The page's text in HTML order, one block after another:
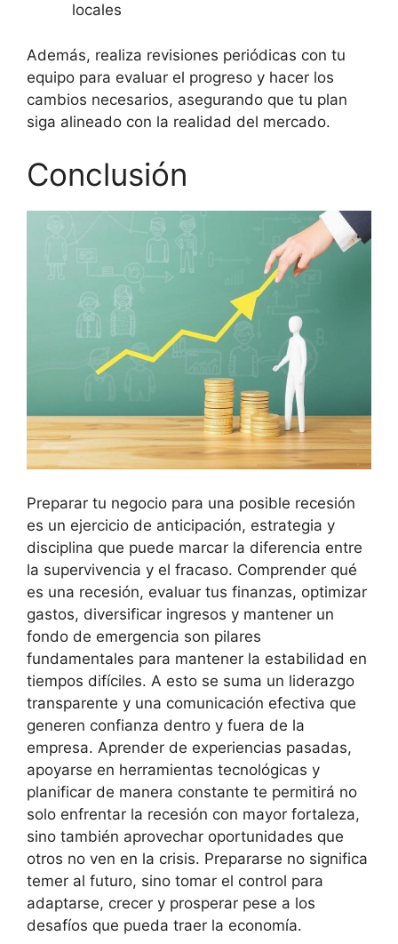
locales
Además, realiza revisiones periódicas con tu
equipo para evaluar el progreso y hacer los
cambios necesarios, asegurando que tu plan
siga alineado con la realidad del mercado.
Conclusión
Preparar tu negocio para una posible recesión
es un ejercicio de anticipación, estrategia y
disciplina que puede marcar la diferencia entre
la supervivencia y el fracaso. Comprender qué
es una recesión, evaluar tus finanzas, optimizar
gastos, diversificar ingresos y mantener un
fondo de emergencia son pilares
fundamentales para mantener la estabilidad en
tiempos difíciles. A esto se suma un liderazgo
transparente y una comunicación efectiva que
generen confianza dentro y fuera de la
empresa. Aprender de experiencias pasadas,
apoyarse en herramientas tecnológicas y
planificar de manera constante te permitirá no
solo enfrentar la recesión con mayor fortaleza,
sino también aprovechar oportunidades que
otros no ven en la crisis. Prepararse no significa
temer al futuro, sino tomar el control para
adaptarse, crecer y prosperar pese a los
desafíos que pueda traer la economía.